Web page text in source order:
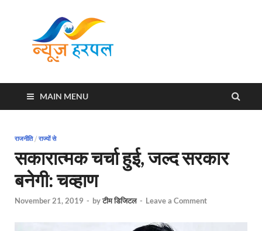
MAIN MENU
राजनीति/ राज्यों से
सकारात्मक चर्चा हुई, जल्द सरकार
बनेगी: चव्हाण
November 21, 2019 - byटीम डिजिटल - Leave a Comment